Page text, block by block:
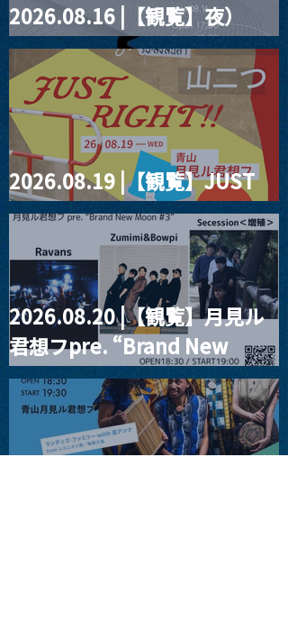
2026.08.16 |【観覧】夜）
four dots vol.2
2026.08.19 |【観覧】JUST
RIGHT!! vol.27
2026.08.20 |【観覧】月見ル
君想フpre. “Brand New
Moon #3”